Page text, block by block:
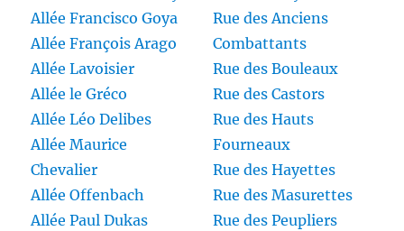
Allée Francisco Goya
Allée François Arago
Allée Lavoisier
Allée le Gréco
Allée Léo Delibes
Allée Maurice
Chevalier
Allée Offenbach
Allée Paul Dukas
Rue des Anciens
Combattants
Rue des Bouleaux
Rue des Castors
Rue des Hauts
Fourneaux
Rue des Hayettes
Rue des Masurettes
Rue des Peupliers